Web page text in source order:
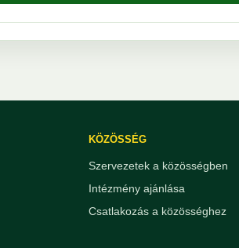
KÖZÖSSÉG
Szervezetek a közösségben
Intézmény ajánlása
Csatlakozás a közösséghez